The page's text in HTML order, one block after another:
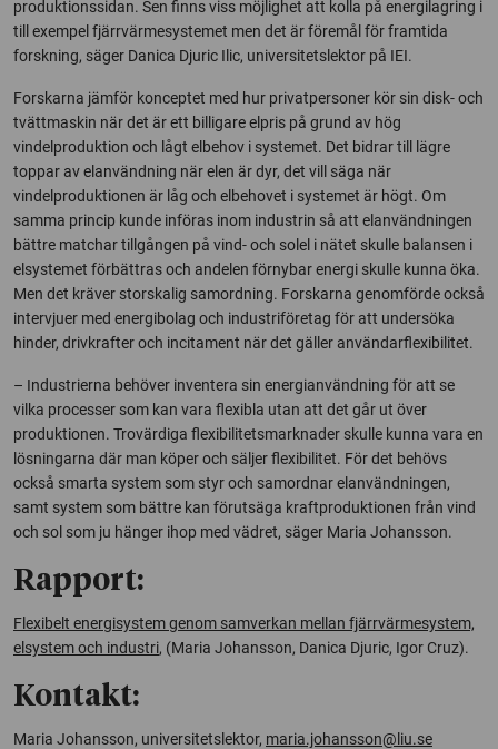
produktionssidan. Sen finns viss möjlighet att kolla på energilagring i
till exempel fjärrvärmesystemet men det är föremål för framtida
forskning, säger Danica Djuric Ilic, universitetslektor på IEI.
Forskarna jämför konceptet med hur privatpersoner kör sin disk- och
tvättmaskin när det är ett billigare elpris på grund av hög
vindelproduktion och lågt elbehov i systemet. Det bidrar till lägre
toppar av elanvändning när elen är dyr, det vill säga när
vindelproduktionen är låg och elbehovet i systemet är högt. Om
samma princip kunde införas inom industrin så att elanvändningen
bättre matchar tillgången på vind- och solel i nätet skulle balansen i
elsystemet förbättras och andelen förnybar energi skulle kunna öka.
Men det kräver storskalig samordning. Forskarna genomförde också
intervjuer med energibolag och industriföretag för att undersöka
hinder, drivkrafter och incitament när det gäller användarflexibilitet.
– Industrierna behöver inventera sin energianvändning för att se
vilka processer som kan vara flexibla utan att det går ut över
produktionen. Trovärdiga flexibilitetsmarknader skulle kunna vara en
lösningarna där man köper och säljer flexibilitet. För det behövs
också smarta system som styr och samordnar elanvändningen,
samt system som bättre kan förutsäga kraftproduktionen från vind
och sol som ju hänger ihop med vädret, säger Maria Johansson.
Rapport:
Flexibelt energisystem genom samverkan mellan fjärrvärmesystem,
elsystem och industri, (Maria Johansson, Danica Djuric, Igor Cruz).
Kontakt:
Maria Johansson, universitetslektor, maria.johansson@liu.se